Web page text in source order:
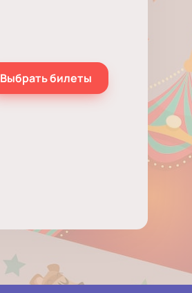
Выбрать билеты